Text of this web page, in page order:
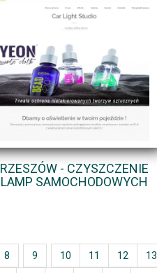
RZESZÓW - CZYSZCZENIE
LAMP SAMOCHODOWYCH
8 9 10 11 12 13